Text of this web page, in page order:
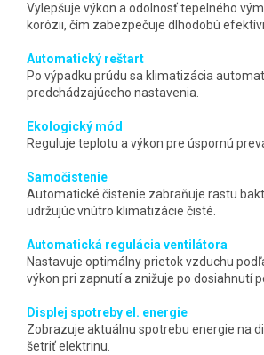
Vylepšuje výkon a odolnosť tepelného
korózii, čím zabezpečuje dlhodobú
Automatický reštart
Po výpadku prúdu sa klimatizácia
predchádzajúceho nastavenia.
Ekologický mód
Reguluje teplotu a výkon pre úspornú
Samočistenie
Automatické čistenie zabraňuje rastu
udržujúc vnútro klimatizácie čisté.
Automatická regulácia ventilátora
Nastavuje optimálny prietok vzduchu
výkon pri zapnutí a znižuje po dosiahnutí
Displej spotreby el. energie
Zobrazuje aktuálnu spotrebu energie na
šetriť elektrinu.